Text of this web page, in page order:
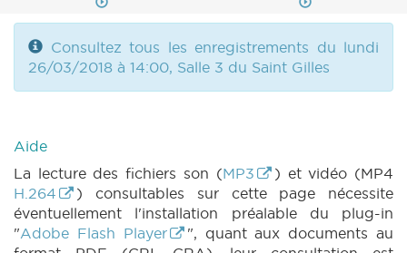
Consultez tous les enregistrements du lundi
26/03/2018 à 14:00, Salle 3 du Saint Gilles
Aide
La lecture des fichiers son (MP3
) et vidéo (MP4
H.264
) consultables sur cette page nécessite
éventuellement l'installation préalable du plug-in
"Adobe Flash Player
", quant aux documents au